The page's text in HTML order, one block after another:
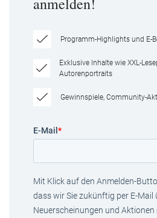
Programm-Highlights und E-
Exklusive Inhalte wie XXL-
Autorenportraits
Gewinnspiele, Community-
E-Mail *
Mit Klick auf den Anmelden-
dass wir Sie zukünftig per E-Mail
Neuerscheinungen und Aktionen